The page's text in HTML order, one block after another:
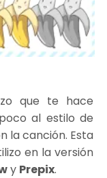
que te hace
al estilo de
la canción. Esta
en la versión
y Prepix.